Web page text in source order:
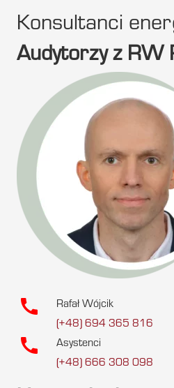
Konsultanci
Audytorzy z RW
call
Rafał Wójcik
(+48) 694 365 816
call
Asystenci
(+48) 666 308 098